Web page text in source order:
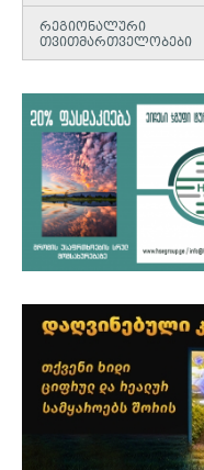
რეგიონალური
თვითმართველობები